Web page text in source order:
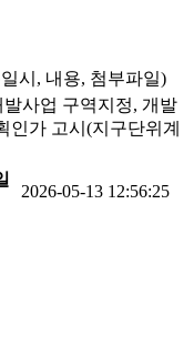
시, 내용, 첨부파일)
사업 구역지정, 개발
인가 고시(지구단위계
2026-05-13 12:56:25